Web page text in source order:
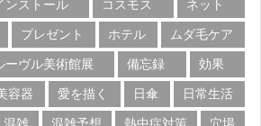
ンストール コスモス
ネット
プレゼント ホテル
ムダ毛ケア
ーヴル美術館展 備忘録
効果
容器 愛を描く 日傘
日常生活
混雑 混雑予想 熱中症対策
穴場